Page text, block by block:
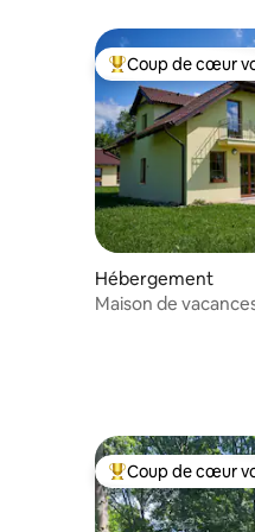
Coups de cœur
Coup de cœur
Hébergement
Maison de
Coups de cœur
Coup de cœur